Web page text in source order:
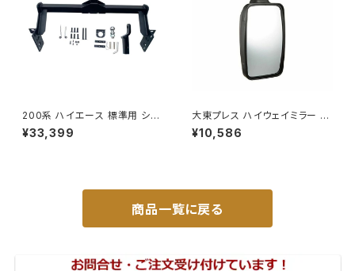
200系 ハイエース 標準用 シャ
ックル 付き ヒッチ メンバー ボ
ールマウント ヒッチマウント トレ
¥33,399
大東プレス ハイウェイミラー 10
00R DI-6121AXY
¥10,586
商品一覧に戻る